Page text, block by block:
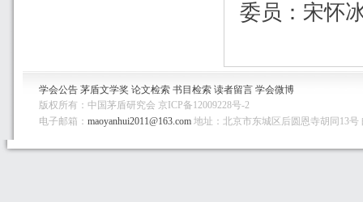
委员：宋怀
学会公告 茅盾文学奖 论文检索 书目检索 读者留言 学会微博
版权所有：中国茅盾研究会 京ICP备12009228号-2
电子邮箱： maoyanhui2011@163.com 地址：北京市东城区后圆恩寺胡同13号